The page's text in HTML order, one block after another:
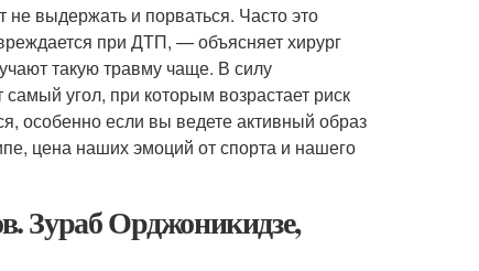
не выдержать и порваться. Часто это
при ДТП, — объясняет хирург
такую травму чаще. В силу
угол, при которым возрастает риск
особенно если вы ведете активный образ
цена наших эмоций от спорта и нашего
Зураб Орджоникидзе,